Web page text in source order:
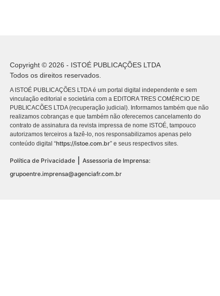
Copyright © 2026 - ISTOÉ PUBLICAÇÕES LTDA
Todos os direitos reservados.
A ISTOÉ PUBLICAÇÕES LTDA é um portal digital independente e sem
vinculação editorial e societária com a EDITORA TRES COMÉRCIO DE
PUBLICACÕES LTDA (recuperação judicial). Informamos também que não
realizamos cobranças e que também não oferecemos cancelamento do
contrato de assinatura da revista impressa de nome ISTOÉ, tampouco
autorizamos terceiros a fazê-lo, nos responsabilizamos apenas pelo
conteúdo digital “https://istoe.com.br” e seus respectivos sites.
Política de Privacidade
Assessoria de Imprensa:
grupoentre.imprensa@agenciafr.com.br